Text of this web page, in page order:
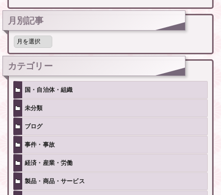
月別記事
月
記
事
カテゴリー
国・自治体・組織
未分類
ブログ
事件・事故
経済・産業・労働
製品・商品・サービス